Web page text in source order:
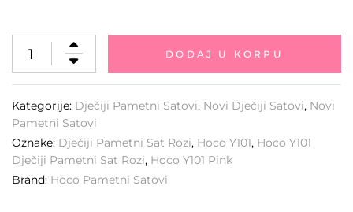
DODAJ U KORPU
Kategorije: Dječiji Pametni Satovi, Novi Dječiji Satovi, Novi
Pametni Satovi
Oznake: Dječiji Pametni Sat Rozi, Hoco Y101, Hoco Y101
Dječiji Pametni Sat Rozi, Hoco Y101 Pink
Brand: Hoco Pametni Satovi